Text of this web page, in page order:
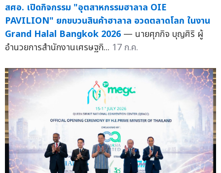
สศอ. เปิดกิจกรรม "อุตสาหกรรมฮาลาล OIE
PAVILION" ยกขบวนสินค้าฮาลาล อวดตลาดโลก ในงาน
Grand Halal Bangkok 2026 — นายศุภกิจ บุญศิริ ผู้
อำนวยการสำนักงานเศรษฐกิ... 17 ก.ค.